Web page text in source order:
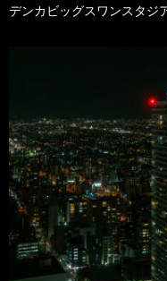
デンカビッグスワンスタジ